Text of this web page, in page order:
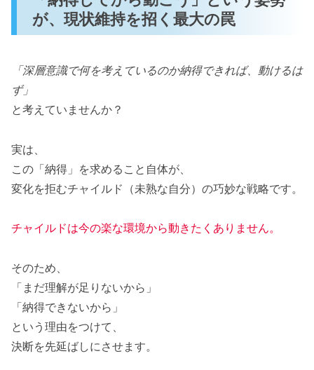
が、現状維持を招く最大の罠
「深層意識で何を考えているのか納得できれば、動けるは
ず」
と考えていませんか？
実は、
この「納得」を求めること自体が、
変化を拒むチャイルド（未熟な自分）の巧妙な戦略です。
チャイルドは今の楽な環境から動きたくありません。
そのため、
「まだ理解が足りないから」
「納得できないから」
という理由をつけて、
決断を先延ばしにさせます。